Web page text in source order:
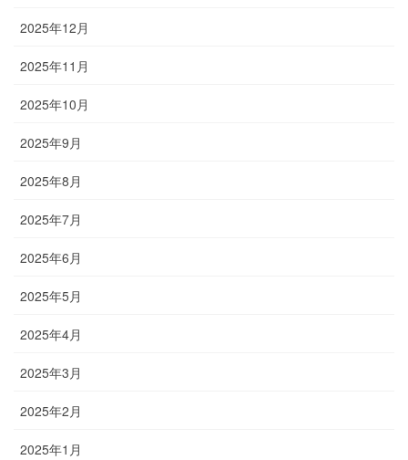
2025年12月
2025年11月
2025年10月
2025年9月
2025年8月
2025年7月
2025年6月
2025年5月
2025年4月
2025年3月
2025年2月
2025年1月